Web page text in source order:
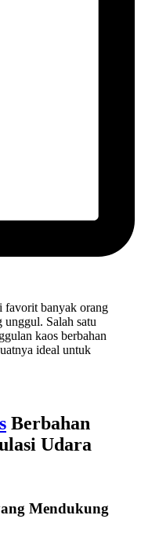
favorit banyak orang
unggul. Salah satu
kaos berbahan
ideal untuk
Berbahan
Udara
Mendukung